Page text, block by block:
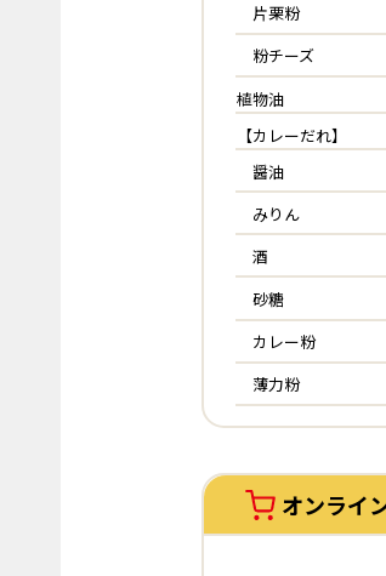
片栗粉
粉チーズ
植物油
【カレーだれ】
醤油
みりん
酒
砂糖
カレー粉
薄力粉
オンライ